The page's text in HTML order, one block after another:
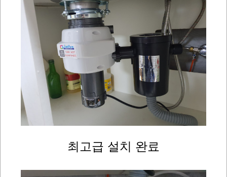
최고급 설치 완료